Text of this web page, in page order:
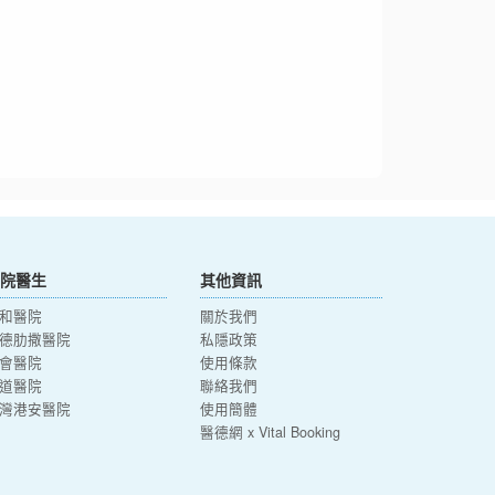
醫生
醫院
肋撒醫院
醫院
醫院
港安醫院
其他資訊
關於我們
私隱政策
使用條款
聯絡我們
使用簡體
醫德網 x Vital Booking